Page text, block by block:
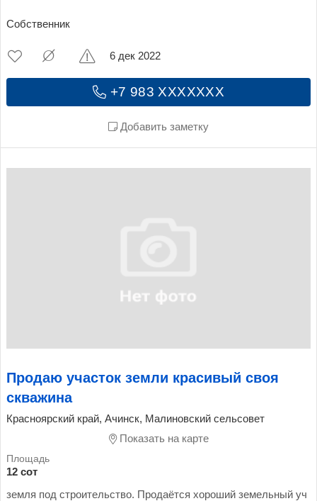
Собственник
+7 983 XXXXXXX
Добавить заметку
6 дек 2022
Продаю участок земли красивый своя
скважина
Красноярский край, Ачинск, Малиновский сельсовет
Показать на карте
12 сот
земля под строительство. Продаётся хороший земельный уч